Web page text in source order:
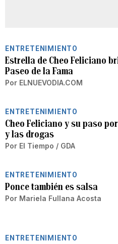
ENTRETENIMIENTO
Estrella de Cheo Feliciano
Paseo de la Fama
Por ELNUEVODIA.COM
ENTRETENIMIENTO
Cheo Feliciano y su paso
y las drogas
Por El Tiempo / GDA
ENTRETENIMIENTO
Ponce también es salsa
Por Mariela Fullana Acosta
ENTRETENIMIENTO